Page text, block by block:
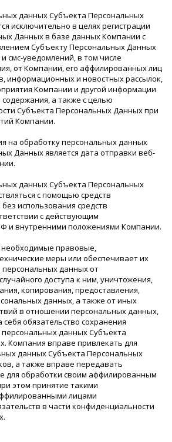
данных Субъекта Персональных
исключительно в целях регистрации
Данных в базе данных Компании с
Субъекту Персональных Данных
смс-уведомлений, в том числе
от Компании, его аффилированных лиц
информационных и новостных рассылок,
Компании и другой информации
а также с целью
Субъекта Персональных Данных при
Компании.
на обработку персональных данных
Данных является дата отправки веб-
данных Субъекта Персональных
с помощью средств
использования средств
с действующим
и внутренними положениями Компании.
правовые,
меры или обеспечивает их
данных от
доступа к ним, уничтожения,
копирования, предоставления,
данных, а также от иных
в отношении персональных данных,
обязательство сохранения
данных Субъекта
Компания вправе привлекать для
данных Субъекта Персональных
а также вправе передавать
для обработки своим аффилированным
этом принятие такими
лицами
в части конфиденциальности